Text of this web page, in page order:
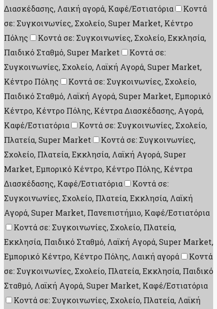
Διασκέδασης, Λαική αγορά, Καφέ/Εστιατόρια
Κοντά
σε: Συγκοινωνίες, Σχολείο, Super Market, Κέντρο
Πόλης
Κοντά σε: Συγκοινωνίες, Σχολείο, Εκκλησία,
Παιδικό Σταθμό, Super Market
Κοντά σε:
Συγκοινωνίες, Σχολείο, Λαϊκή Αγορά, Super Market,
Κέντρο Πόλης
Κοντά σε: Συγκοινωνίες, Σχολείο,
Παιδικό Σταθμό, Λαϊκή Αγορά, Super Market, Εμπορικό
Κέντρο, Κέντρο Πόλης, Κέντρα Διασκέδασης, Aγορά,
Καφέ/Εστιατόρια
Κοντά σε: Συγκοινωνίες, Σχολείο,
Πλατεία, Super Market
Κοντά σε: Συγκοινωνίες,
Σχολείο, Πλατεία, Εκκλησία, Λαϊκή Αγορά, Super
Market, Εμπορικό Κέντρο, Κέντρο Πόλης, Κέντρα
Διασκέδασης, Καφέ/Εστιατόρια
Κοντά σε:
Συγκοινωνίες, Σχολείο, Πλατεία, Εκκλησία, Λαϊκή
Αγορά, Super Market, Πανεπιστήμιο, Καφέ/Εστιατόρια
Κοντά σε: Συγκοινωνίες, Σχολείο, Πλατεία,
Εκκλησία, Παιδικό Σταθμό, Λαϊκή Αγορά, Super Market,
Εμπορικό Κέντρο, Κέντρο Πόλης, Λαική αγορά
Κοντά
σε: Συγκοινωνίες, Σχολείο, Πλατεία, Εκκλησία, Παιδικό
Σταθμό, Λαϊκή Αγορά, Super Market, Καφέ/Εστιατόρια
Κοντά σε: Συγκοινωνίες, Σχολείο, Πλατεία, Λαϊκή